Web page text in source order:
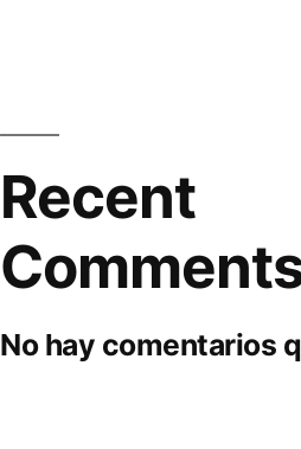
Recent
No hay comentarios